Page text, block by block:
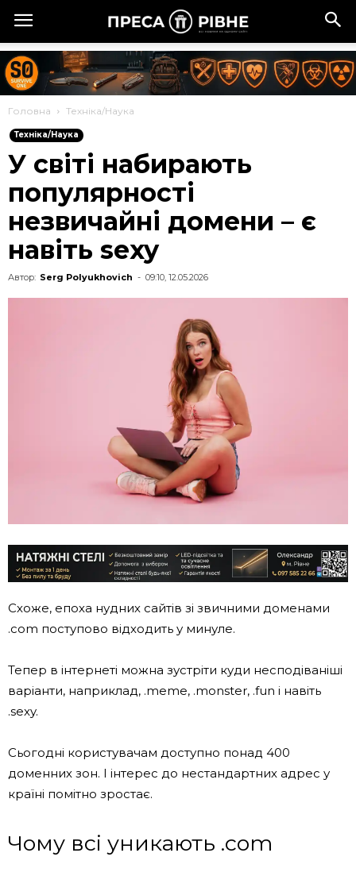
Головна Техніка/Наука
Техніка/Наука
У світі набирають
популярності
незвичайні домени – є
навіть sexy
Автор: Serg Polyukhovich - 09:10, 12.05.2026
Схоже, епоха нудних сайтів зі звичними доменами
.com поступово відходить у минуле.
Тепер в інтернеті можна зустріти куди несподіваніші
варіанти, наприклад, .meme, .monster, .fun і навіть
.sexy.
Сьогодні користувачам доступно понад 400
доменних зон. І інтерес до нестандартних адрес у
країні помітно зростає.
Чому всі уникають .com